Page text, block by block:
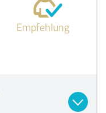
Empfehlung